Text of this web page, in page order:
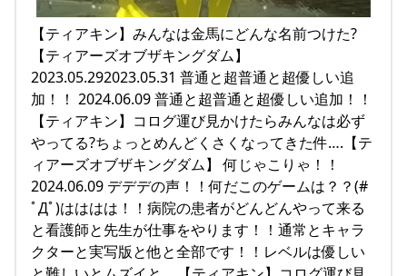
【ティアキン】みんなは金馬にどんな名前つけた?
【ティアーズオブザキングダム】
2023.05.292023.05.31 普通と超普通と超優しい追
加！！ 2024.06.09 普通と超普通と超優しい追加！！
【ティアキン】コログ運び見かけたらみんなは必ず
やってる?ちょっとめんどくさくなってきた件….【テ
ィアーズオブザキングダム】 何じゃこりゃ！！
2024.06.09 デデデの声！！何だこのゲームは？？(#
ﾟДﾟ)はははは！！病院の患者がどんどんやって来る
と看護師と先生が仕事をやります！！通常とキャラ
クターと実写版と他と全部です！！レベルは優しい